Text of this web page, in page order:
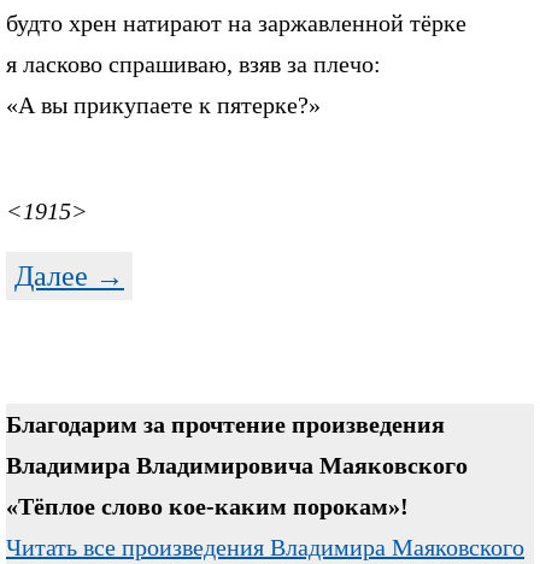
будто хрен натирают на заржавленной тёрке
я ласково спрашиваю, взяв за плечо:
«А вы прикупаете к пятерке?»
<1915>
Далее →
Благодарим за прочтение произведения
Владимира Владимировича Маяковского
«Тёплое слово кое-каким порокам»!
Читать все произведения Владимира Маяковского